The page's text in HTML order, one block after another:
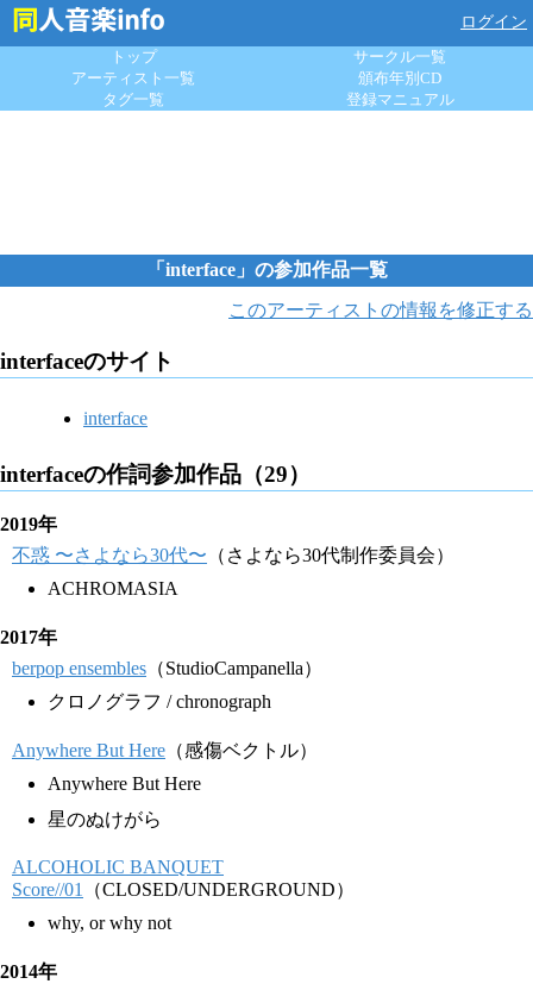
ログイン
トップ
サークル一覧
アーティスト一覧
頒布年別CD
タグ一覧
登録マニュアル
「interface」の参加作品一覧
このアーティストの情報を修正する
interfaceのサイト
interface
interfaceの作詞参加作品（29）
2019年
不惑 〜さよなら30代〜 （さよなら30代制作委員会）
ACHROMASIA
2017年
berpop ensembles （StudioCampanella）
クロノグラフ / chronograph
Anywhere But Here （感傷ベクトル）
Anywhere But Here
星のぬけがら
ALCOHOLIC BANQUET
Score//01
（CLOSED/UNDERGROUND）
why, or why not
2014年